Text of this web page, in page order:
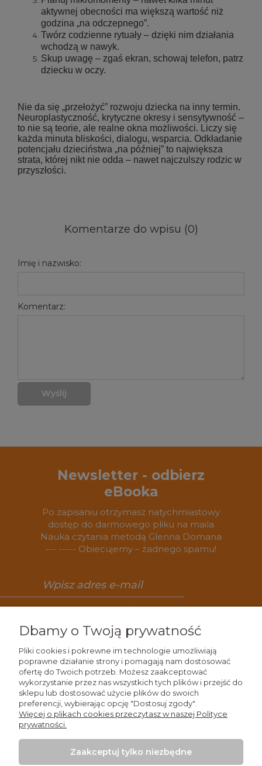
aktywnej obecności ma większą wartość niż
godzina „na odczepnego”.
Twórz codzienne rytuały – dzięki nim działania
wchodzą w nawyk.
Skup uwagę – zgaś ekran, schowaj telefon, patrz
dziecku w oczy.
Nie da się „przełożyć” rozwoju dziecka na inny termin.
Neuroplastyczność, krytyczne okresy i sensytywność –
to nie są teorie, ale realne okna możliwości. Liczy się
każda minuta bliskości, dialogu, wsparcia. Odkładanie
potencjału dzieciństwa „na później” to największa
strata, której nikt nie odda – nawet najczulszy rodzic w
przyszłości.
Komentarze do wpisu (0)
Imię i nazwisko:
Komentarz:
Wyślij
Newsletter - odbierz
eBooka
Po zapisaniu otrzymasz natychmiastowy
dostęp do darmowego pliku na maila
Nauka czytania metodą Glenna Domana
--- ----- Obiecujemy – żadnego spamu!
Wiedza
Zakupy
Moje konto
Dbamy o Twoją prywatność
Pliki cookies i pokrewne im technologie umożliwiają
poprawne działanie strony i pomagają nam dostosować
ofertę do Twoich potrzeb. Możesz zaakceptować
wykorzystanie przez nas wszystkich tych plików i przejść do
sklepu lub dostosować użycie plików do swoich
preferencji, wybierając opcję "Dostosuj zgody".
Więcej o plikach cookies przeczytasz w naszej Polityce
prywatności.
Zaakceptuj tylko niezbędne